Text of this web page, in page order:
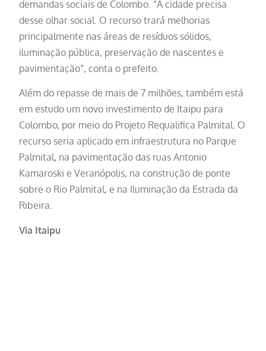
demandas sociais de Colombo. “A cidade precisa
desse olhar social. O recurso trará melhorias
principalmente nas áreas de resíduos sólidos,
iluminação pública, preservação de nascentes e
pavimentação”, conta o prefeito.
Além do repasse de mais de 7 milhões, também está
em estudo um novo investimento de Itaipu para
Colombo, por meio do Projeto Requalifica Palmital. O
recurso seria aplicado em infraestrutura no Parque
Palmital, na pavimentação das ruas Antonio
Kamaroski e Veranópolis, na construção de ponte
sobre o Rio Palmital, e na Iluminação da Estrada da
Ribeira.
Via Itaipu